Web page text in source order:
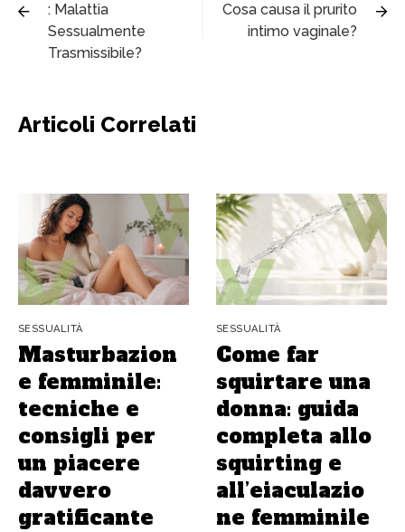
: Malattia
Sessualmente
Trasmissibile?
Cosa causa il prurito
intimo vaginale?
Articoli Correlati
SESSUALITÀ
Masturbazion
e femminile:
tecniche e
consigli per
un piacere
davvero
gratificante
SESSUALITÀ
Come far
squirtare una
donna: guida
completa allo
squirting e
all’eiaculazio
ne femminile